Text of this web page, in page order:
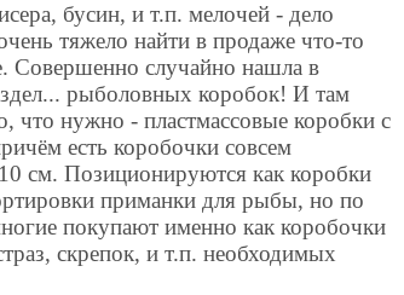
бусин, и т.п. мелочей - дело
тяжело найти в продаже что-то
Совершенно случайно нашла в
рыболовных коробок! И там
что нужно - пластмассовые коробки с
есть коробочки совсем
см. Позиционируются как коробки
приманки для рыбы, но по
покупают именно как коробочки
скрепок, и т.п. необходимых